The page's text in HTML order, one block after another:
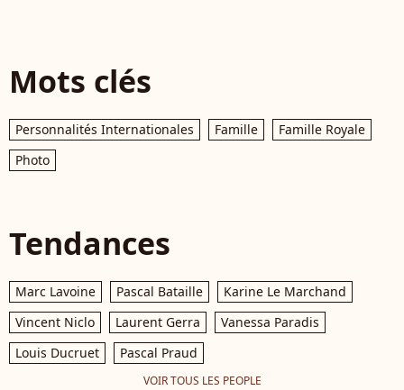
Mots clés
Personnalités Internationales Famille
Famille Royale
Photo
Tendances
Marc Lavoine Pascal Bataille
Karine Le Marchand
Vincent Niclo
Laurent Gerra
Vanessa Paradis
Louis Ducruet
Pascal Praud
VOIR TOUS LES PEOPLE